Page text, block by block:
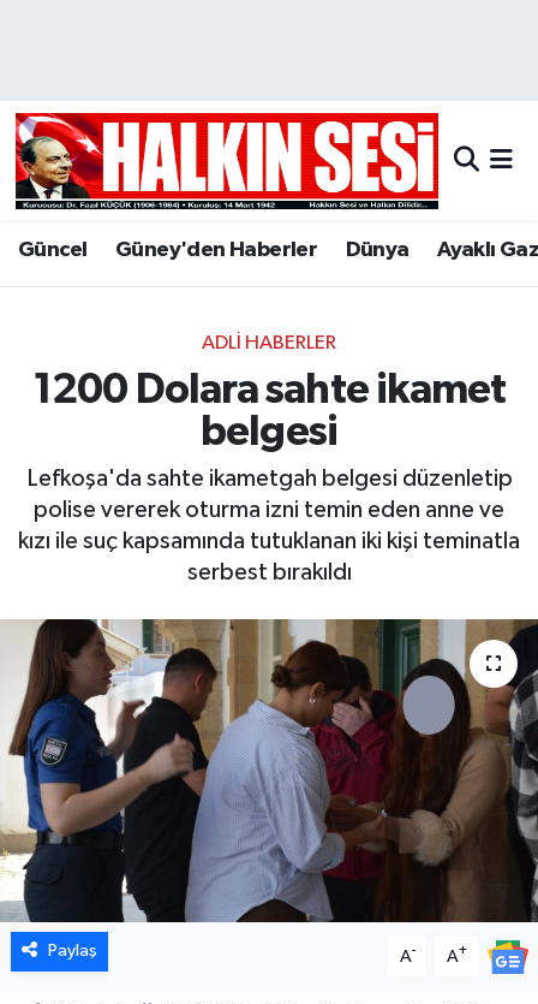
Güncel Güney'den Haberler Dünya Ayaklı
ADLI HABERLER
1200 Dolara sahte ikamet
belgesi
Lefkoşa'da sahte ikametgah belgesi düzenletip
polise vererek oturma izni temin eden anne ve
kızı ile suç kapsamında tutuklanan iki kişi teminatla
serbest bırakıldı
Paylaş A- A+
Hava Durumu
Trafik Durumu
Tüm Manşetler
Son Dakika Haberleri